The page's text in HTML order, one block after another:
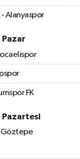
Alanyaspor
Pazar
FK
Pazartesi
Göztepe